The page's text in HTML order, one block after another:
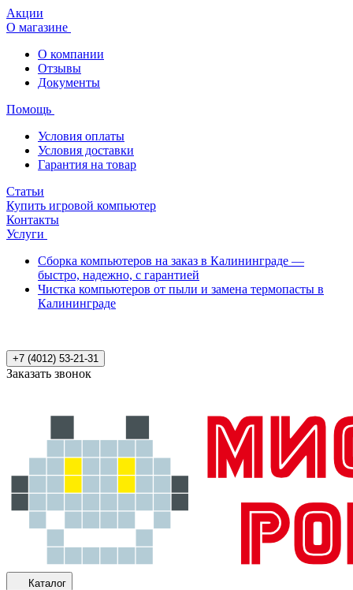
Акции
О магазине
О компании
Отзывы
Документы
Помощь
Условия оплаты
Условия доставки
Гарантия на товар
Статьи
Купить игровой компьютер
Контакты
Услуги
Сборка компьютеров на заказ в Калининграде —
быстро, надежно, с гарантией
Чистка компьютеров от пыли и замена термопасты в
Калининграде
+7 (4012) 53-21-31
Заказать звонок
Каталог